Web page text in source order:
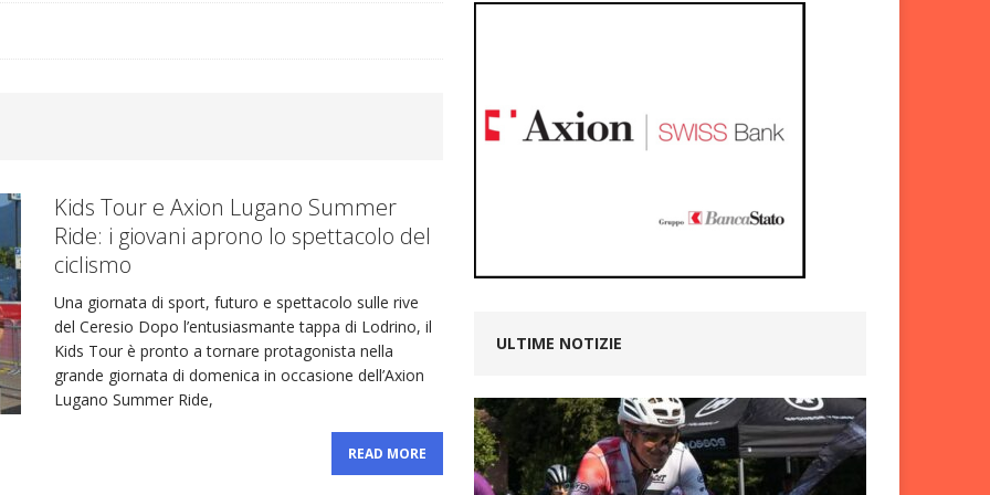
CYCLING NEWS
Emmenegger, Brugg porta ancora bene: secondo
CYCLING NEWS
Andreoli Calcagni convocato dalla Svizzera per
CYCLING NEWS
Kids Tour e Axion Lugano Summer
Ride: i giovani aprono lo spettacolo del
ciclismo
Una giornata di sport, futuro e spettacolo sulle rive
del Ceresio Dopo l’entusiasmante tappa di Lodrino, il
Kids Tour è pronto a tornare protagonista nella
grande giornata di domenica in occasione dell’Axion
Lugano Summer Ride,
READ MORE
ULTIME NOTIZIE